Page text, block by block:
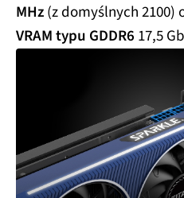
MHz(z domyślnych 2100)
VRAM typu GDDR6 17,5